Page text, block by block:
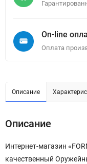
On-line
Оплата
Описание
Описание
Интернет-магазин
качественный